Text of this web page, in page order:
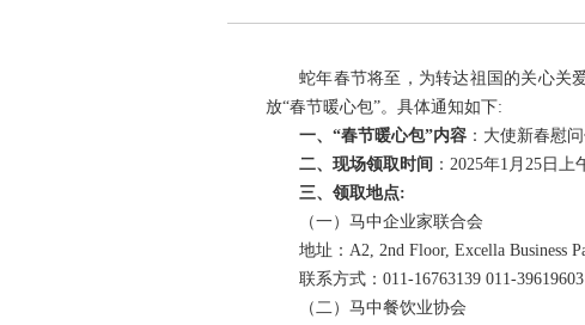
蛇年春节将至，为转达祖国的关心关
放“春节暖心包”。具体通知如下:
一、“春节暖心包”内容 ：大使新春慰
二、现场领取时间 ：2025年1月25日
三、领取地点:
（一）马中企业家联合会
地址：A2, 2nd Floor, Excella Business
联系方式：011-16763139 011-39619603
（二）马中餐饮业协会